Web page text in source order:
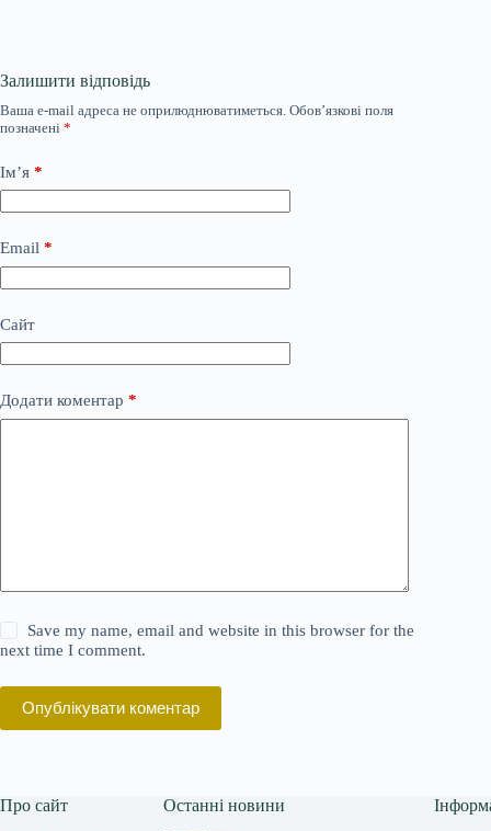
Залишити відповідь
Ваша e-mail адреса не оприлюднюватиметься. Обов’язкові поля
позначені *
Ім’я *
Email *
Сайт
Додати коментар *
Save my name, email and website in this browser for the
next time I comment.
Опублікувати коментар
Про сайт Останні новини